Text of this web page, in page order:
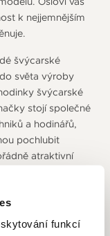
funkcí
k nejjemnějším
švýcarské
světa výroby
švýcarské
stojí společné
a hodinářů,
pochlubit
atraktivní
hodinky